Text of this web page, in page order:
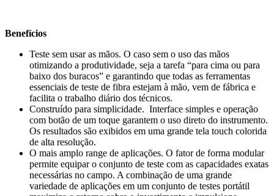
Benefícios
Teste sem usar as mãos. O caso sem o uso das mãos
otimizando a produtividade, seja a tarefa “para cima ou para
baixo dos buracos” e garantindo que todas as ferramentas
essenciais de teste de fibra estejam à mão, vem de fábrica e
facilita o trabalho diário dos técnicos.
Construído para simplicidade. Interface simples e operação
com botão de um toque garantem o uso direto do instrumento.
Os resultados são exibidos em uma grande tela touch colorida
de alta resolução.
O mais amplo range de aplicações. O fator de forma modular
permite equipar o conjunto de teste com as capacidades exatas
necessárias no campo. A combinação de uma grande
variedade de aplicações em um conjunto de testes portátil